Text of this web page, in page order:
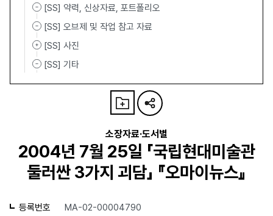
[SS] 약력, 신상자료, 포트폴리오
[SS] 오브제 및 작업 참고 자료
[SS] 사진
[SS] 기타
소장자료·도서별
2004년 7월 25일 「국립현대미술관
둘러싼 3가지 괴담」 『오마이뉴스』
등록번호 MA-02-00004790